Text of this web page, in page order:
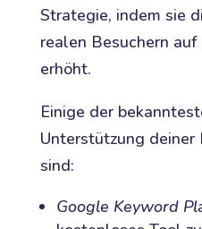
Strategie, indem sie
realen Besuchern
erhöht.
Einige der
Unterstützung
sind:
Google Keyword